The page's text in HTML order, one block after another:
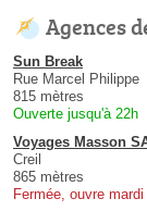
Agences
Sun Break
Rue Marcel Philippe
815 mètres
Ouverte jusqu'à 22h
Voyages Masson
Creil
865 mètres
Fermée, ouvre